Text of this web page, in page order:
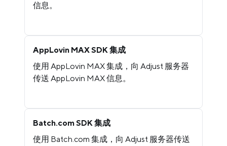
信息。
AppLovin MAX SDK 集成
使用 AppLovin MAX 集成，向 Adjust 服务器
传送 AppLovin MAX 信息。
Batch.com SDK 集成
使用 Batch.com 集成，向 Adjust 服务器传送